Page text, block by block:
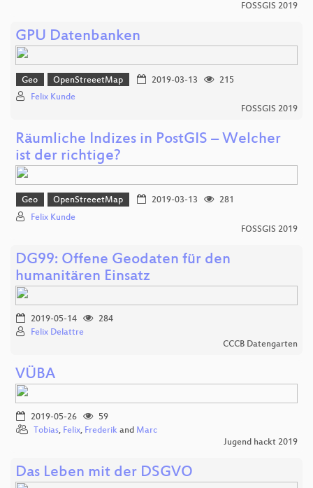
FOSSGIS 2019
GPU Datenbanken
Geo OpenStreeetMap 2019-03-13
215
Felix Kunde
FOSSGIS 2019
Räumliche Indizes in PostGIS – Welcher
ist der richtige?
Geo OpenStreeetMap 2019-03-13
281
Felix Kunde
FOSSGIS 2019
DG99: Offene Geodaten für den
humanitären Einsatz
2019-05-14
284
Felix Delattre
CCCB Datengarten
VÜBA
2019-05-26
59
Tobias, Felix, Frederik and Marc
Jugend hackt 2019
Das Leben mit der DSGVO